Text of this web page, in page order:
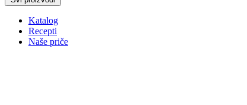
Katalog
Recepti
Naše priče